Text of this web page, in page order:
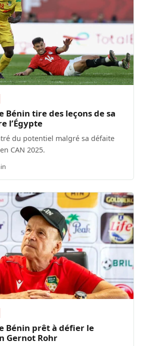
Bénin tire des leçons de sa
l’Égypte
du potentiel malgré sa défaite
CAN 2025.
Bénin prêt à défier le
Gernot Rohr